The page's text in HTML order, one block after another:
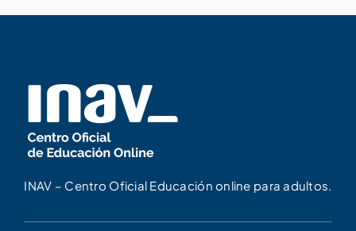
INAV – Centro Oficial Educación online para adultos.